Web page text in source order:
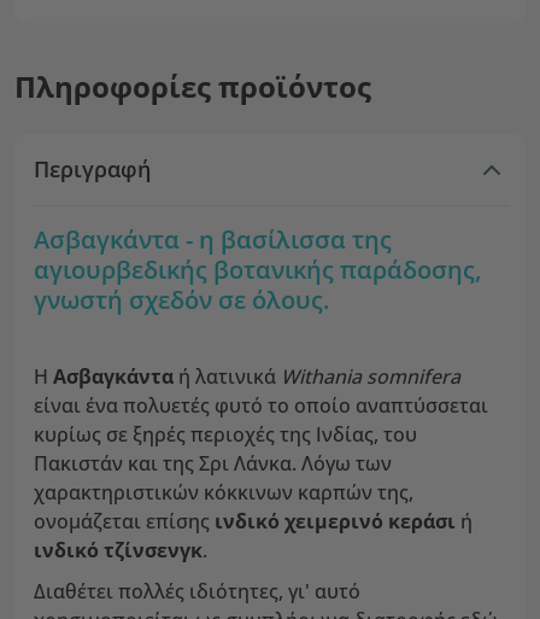
Πληροφορίες προϊόντος
Περιγραφή
Ασβαγκάντα - η βασίλισσα της
αγιουρβεδικής βοτανικής παράδοσης,
γνωστή σχεδόν σε όλους.
Η Ασβαγκάντα ή λατινικά Withania somnifera
είναι ένα πολυετές φυτό το οποίο αναπτύσσεται
κυρίως σε ξηρές περιοχές της Ινδίας, του
Πακιστάν και της Σρι Λάνκα. Λόγω των
χαρακτηριστικών κόκκινων καρπών της,
ονομάζεται επίσης ινδικό χειμερινό κεράσι ή
ινδικό τζίνσενγκ.
Διαθέτει πολλές ιδιότητες, γι' αυτό